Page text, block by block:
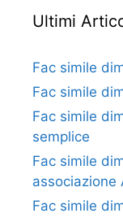
Ultimi
Fac simile
Fac simile
Fac simile
semplice​​​
Fac simile
associazione
Fac simile